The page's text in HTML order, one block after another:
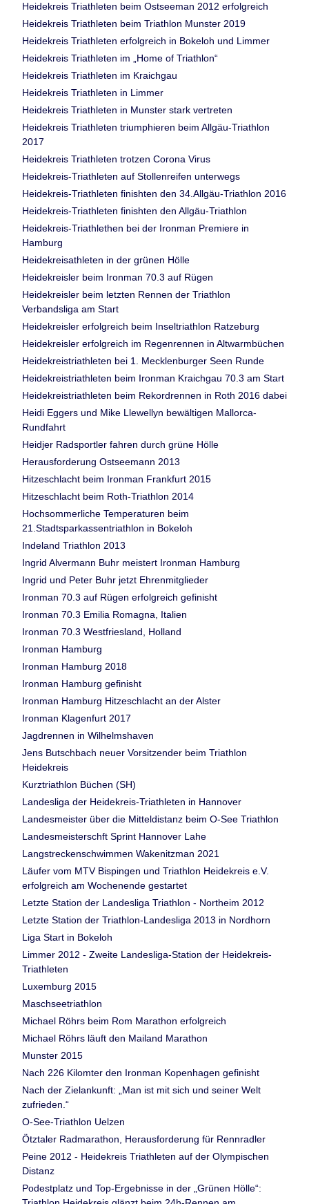
Heidekreis Triathleten beim Ostseeman 2012 erfolgreich
Heidekreis Triathleten beim Triathlon Munster 2019
Heidekreis Triathleten erfolgreich in Bokeloh und Limmer
Heidekreis Triathleten im „Home of Triathlon“
Heidekreis Triathleten im Kraichgau
Heidekreis Triathleten in Limmer
Heidekreis Triathleten in Munster stark vertreten
Heidekreis Triathleten triumphieren beim Allgäu-Triathlon
2017
Heidekreis Triathleten trotzen Corona Virus
Heidekreis-Triathleten auf Stollenreifen unterwegs
Heidekreis-Triathleten finishten den 34.Allgäu-Triathlon 2016
Heidekreis-Triathleten finishten den Allgäu-Triathlon
Heidekreis-Triathlethen bei der Ironman Premiere in
Hamburg
Heidekreisathleten in der grünen Hölle
Heidekreisler beim Ironman 70.3 auf Rügen
Heidekreisler beim letzten Rennen der Triathlon
Verbandsliga am Start
Heidekreisler erfolgreich beim Inseltriathlon Ratzeburg
Heidekreisler erfolgreich im Regenrennen in Altwarmbüchen
Heidekreistriathleten bei 1. Mecklenburger Seen Runde
Heidekreistriathleten beim Ironman Kraichgau 70.3 am Start
Heidekreistriathleten beim Rekordrennen in Roth 2016 dabei
Heidi Eggers und Mike Llewellyn bewältigen Mallorca-
Rundfahrt
Heidjer Radsportler fahren durch grüne Hölle
Herausforderung Ostseemann 2013
Hitzeschlacht beim Ironman Frankfurt 2015
Hitzeschlacht beim Roth-Triathlon 2014
Hochsommerliche Temperaturen beim
21.Stadtsparkassentriathlon in Bokeloh
Indeland Triathlon 2013
Ingrid Alvermann Buhr meistert Ironman Hamburg
Ingrid und Peter Buhr jetzt Ehrenmitglieder
Ironman 70.3 auf Rügen erfolgreich gefinisht
Ironman 70.3 Emilia Romagna, Italien
Ironman 70.3 Westfriesland, Holland
Ironman Hamburg
Ironman Hamburg 2018
Ironman Hamburg gefinisht
Ironman Hamburg Hitzeschlacht an der Alster
Ironman Klagenfurt 2017
Jagdrennen in Wilhelmshaven
Jens Butschbach neuer Vorsitzender beim Triathlon
Heidekreis
Kurztriathlon Büchen (SH)
Landesliga der Heidekreis-Triathleten in Hannover
Landesmeister über die Mitteldistanz beim O-See Triathlon
Landesmeisterschft Sprint Hannover Lahe
Langstreckenschwimmen Wakenitzman 2021
Läufer vom MTV Bispingen und Triathlon Heidekreis e.V.
erfolgreich am Wochenende gestartet
Letzte Station der Landesliga Triathlon - Northeim 2012
Letzte Station der Triathlon-Landesliga 2013 in Nordhorn
Liga Start in Bokeloh
Limmer 2012 - Zweite Landesliga-Station der Heidekreis-
Triathleten
Luxemburg 2015
Maschseetriathlon
Michael Röhrs beim Rom Marathon erfolgreich
Michael Röhrs läuft den Mailand Marathon
Munster 2015
Nach 226 Kilomter den Ironman Kopenhagen gefinisht
Nach der Zielankunft: „Man ist mit sich und seiner Welt
zufrieden.“
O-See-Triathlon Uelzen
Ötztaler Radmarathon, Herausforderung für Rennradler
Peine 2012 - Heidekreis Triathleten auf der Olympischen
Distanz
Podestplatz und Top-Ergebnisse in der „Grünen Hölle“: